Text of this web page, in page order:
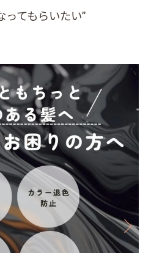
ってもらいたい”